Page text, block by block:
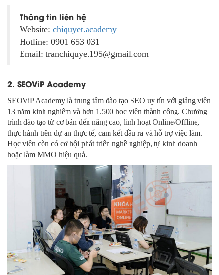
Thông tin liên hệ
Website: chiquyet.academy
Hotline: 0901 653 031
Email: tranchiquyet195@gmail.com
2. SEOViP Academy
SEOViP Academy là trung tâm đào tạo SEO uy tín với giảng viên
13 năm kinh nghiệm và hơn 1.500 học viên thành công. Chương
trình đào tạo từ cơ bản đến nâng cao, linh hoạt Online/Offline,
thực hành trên dự án thực tế, cam kết đầu ra và hỗ trợ việc làm.
Học viên còn có cơ hội phát triển nghề nghiệp, tự kinh doanh
hoặc làm MMO hiệu quả.